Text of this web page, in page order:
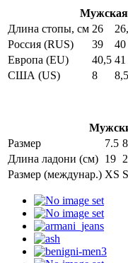
Мужская
Длина стопы, см 26
Россия (RUS)
39 40
Европа (EU)
40,5 41
США (US)
8 8,5
Размер
7.5 8
Длина ладони (см) 19
Размер (междунар.) XS S